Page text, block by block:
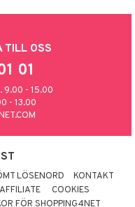
TILL OSS
01
9.00 - 15.00
- 13.00
LÖSENORD
KONTAKT
COOKIES
FÖR SHOPPING4NET